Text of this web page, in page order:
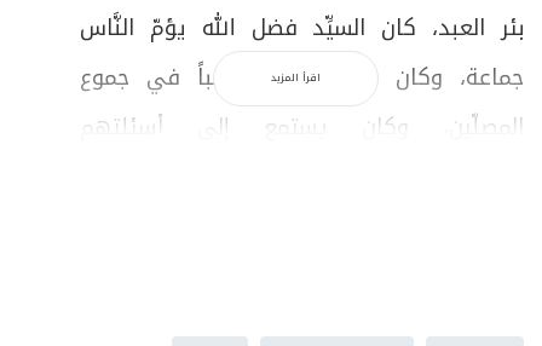
بئر العبد، كان السيِّد فضل الله يؤمّ النَّاس
جماعة، وكان يلقي هناك خطباً في جموع
المصلّين، وكان يستمع إلى أسئلتهم
اقرأ المزيد